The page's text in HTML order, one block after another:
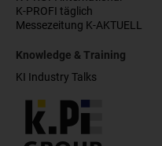
K-PROFI täglich
Messezeitung K-AKTUELL
Knowledge & Training
KI Industry Talks